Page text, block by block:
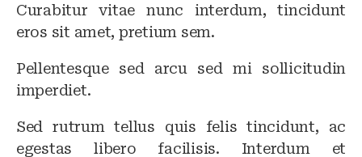
e
s
k
y
c
e
b
o
k
at
s
A
p
Curabitur vitae nunc interdum, tincidunt
eros sit amet, pretium sem.
Pellentesque sed arcu sed mi sollicitudin
imperdiet.
Sed rutrum tellus quis felis tincidunt, ac
egestas libero facilisis. Interdum et